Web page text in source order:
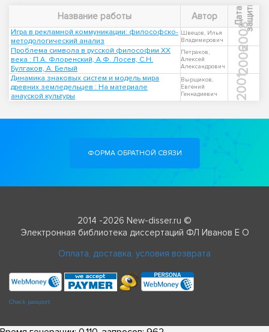
Название работы Автор Д
а
т
а
з
а
щ
и
ты
Игра в рекламной коммуникации: философско-
методологический анализ
Швецов, Илья
Владимирович
2008
Проблема символа в русской философии XX
века : П.А. Флоренский, А.Ф. Лосев, С.Н.
Булгаков, А. Белый
Петраков,
Алексей
Александрович
2006
Динамика знаковых систем и модель мира
древних земледельцев : На материале
анауской культуры
Вырщиков,
Евгений
Геннадиевич
2001
ФОРМА ОБРАТНОЙ СВЯЗИ
2014 -2026 New-disser.ru ©
Электронная библиотека диссертаций ФЛ Иванов Е О
Оплата, доставка, условия возврата
Check passport